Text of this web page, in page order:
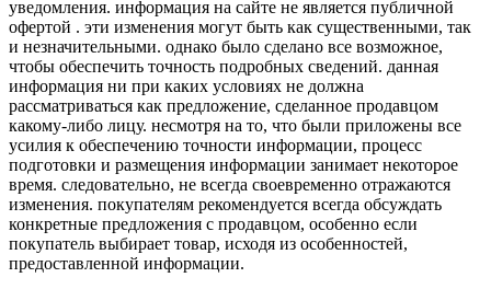
уведомления. информация на сайте не является публичной
офертой . эти изменения могут быть как существенными, так
и незначительными. однако было сделано все возможное,
чтобы обеспечить точность подробных сведений. данная
информация ни при каких условиях не должна
рассматриваться как предложение, сделанное продавцом
какому-либо лицу. несмотря на то, что были приложены все
усилия к обеспечению точности информации, процесс
подготовки и размещения информации занимает некоторое
время. следовательно, не всегда своевременно отражаются
изменения. покупателям рекомендуется всегда обсуждать
конкретные предложения с продавцом, особенно если
покупатель выбирает товар, исходя из особенностей,
предоставленной информации.